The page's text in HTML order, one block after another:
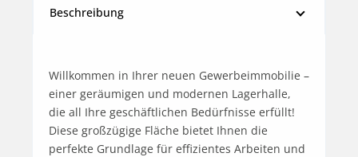
Beschreibung
Willkommen in Ihrer neuen Gewerbeimmobilie –
einer geräumigen und modernen Lagerhalle,
die all Ihre geschäftlichen Bedürfnisse erfüllt!
Diese großzügige Fläche bietet Ihnen die
perfekte Grundlage für effizientes Arbeiten und